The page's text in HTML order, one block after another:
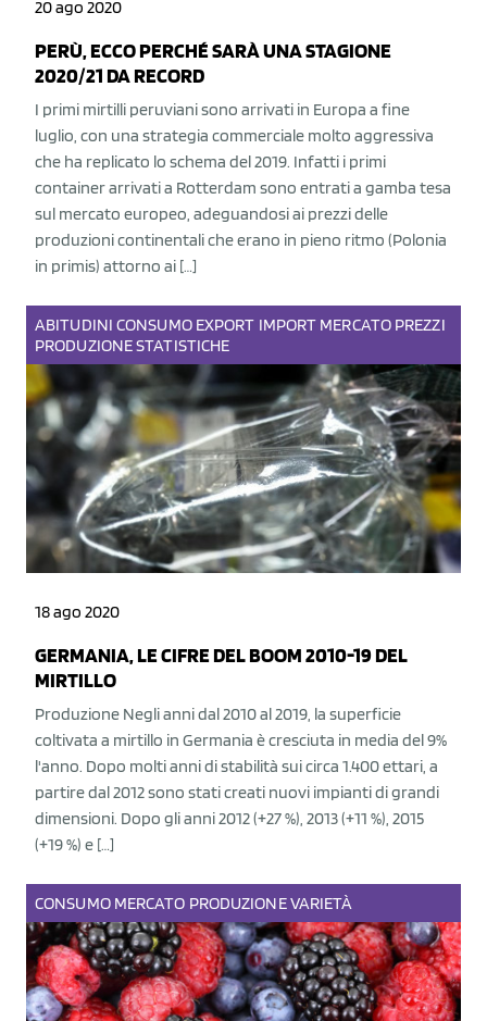
20 ago 2020
PERÙ, ECCO PERCHÉ SARÀ UNA STAGIONE
2020/21 DA RECORD
I primi mirtilli peruviani sono arrivati in Europa a fine
luglio, con una strategia commerciale molto aggressiva
che ha replicato lo schema del 2019. Infatti i primi
container arrivati a Rotterdam sono entrati a gamba tesa
sul mercato europeo, adeguandosi ai prezzi delle
produzioni continentali che erano in pieno ritmo (Polonia
in primis) attorno ai […]
ABITUDINI CONSUMO EXPORT IMPORT MERCATO PREZZI
PRODUZIONESTATISTICHE
18 ago 2020
GERMANIA, LE CIFRE DEL BOOM 2010-19 DEL
MIRTILLO
Produzione Negli anni dal 2010 al 2019, la superficie
coltivata a mirtillo in Germania è cresciuta in media del 9%
l'anno. Dopo molti anni di stabilità sui circa 1.400 ettari, a
partire dal 2012 sono stati creati nuovi impianti di grandi
dimensioni. Dopo gli anni 2012 (+27 %), 2013 (+11 %), 2015
(+19 %) e […]
CONSUMO MERCATO PRODUZIONEVARIETÀ